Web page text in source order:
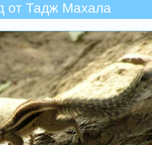
от Тадж Махала